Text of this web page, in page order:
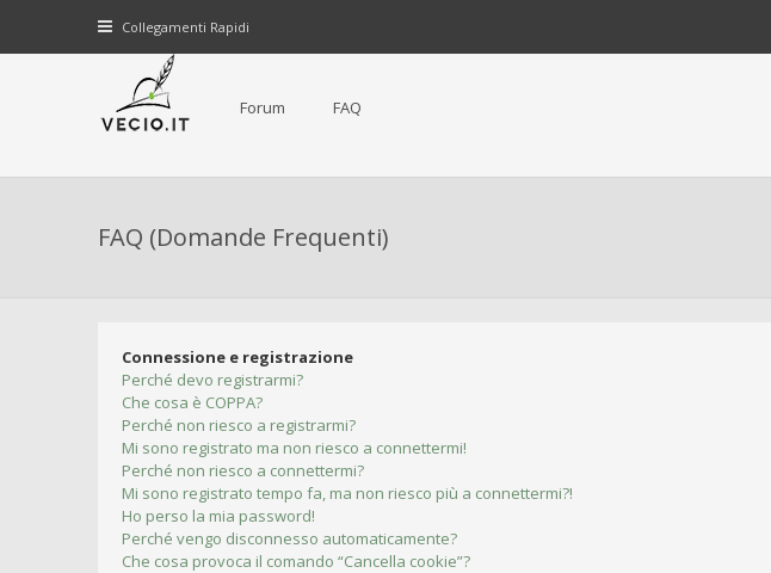
Collegamenti Rapidi
Forum FAQ
FAQ (Domande Frequenti)
Connessione e registrazione
Perché devo registrarmi?
Che cosa è COPPA?
Perché non riesco a registrarmi?
Mi sono registrato ma non riesco a connettermi!
Perché non riesco a connettermi?
Mi sono registrato tempo fa, ma non riesco più a connettermi?!
Ho perso la mia password!
Perché vengo disconnesso automaticamente?
Che cosa provoca il comando “Cancella cookie”?